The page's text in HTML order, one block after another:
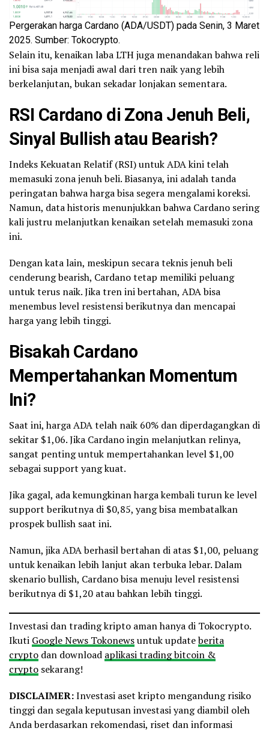
Pergerakan harga Cardano (ADA/USDT) pada Senin, 3 Maret
2025. Sumber: Tokocrypto.
Selain itu, kenaikan laba LTH juga menandakan bahwa reli
ini bisa saja menjadi awal dari tren naik yang lebih
berkelanjutan, bukan sekadar lonjakan sementara.
RSI Cardano di Zona Jenuh Beli,
Sinyal Bullish atau Bearish?
Indeks Kekuatan Relatif (RSI) untuk ADA kini telah
memasuki zona jenuh beli. Biasanya, ini adalah tanda
peringatan bahwa harga bisa segera mengalami koreksi.
Namun, data historis menunjukkan bahwa Cardano sering
kali justru melanjutkan kenaikan setelah memasuki zona
ini.
Dengan kata lain, meskipun secara teknis jenuh beli
cenderung bearish, Cardano tetap memiliki peluang
untuk terus naik. Jika tren ini bertahan, ADA bisa
menembus level resistensi berikutnya dan mencapai
harga yang lebih tinggi.
Bisakah Cardano
Mempertahankan Momentum
Ini?
Saat ini, harga ADA telah naik 60% dan diperdagangkan di
sekitar $1,06. Jika Cardano ingin melanjutkan relinya,
sangat penting untuk mempertahankan level $1,00
sebagai support yang kuat.
Jika gagal, ada kemungkinan harga kembali turun ke level
support berikutnya di $0,85, yang bisa membatalkan
prospek bullish saat ini.
Namun, jika ADA berhasil bertahan di atas $1,00, peluang
untuk kenaikan lebih lanjut akan terbuka lebar. Dalam
skenario bullish, Cardano bisa menuju level resistensi
berikutnya di $1,20 atau bahkan lebih tinggi.
Investasi dan trading kripto aman hanya di Tokocrypto.
Ikuti Google News Tokonewsuntuk updateberita
crypto dan download aplikasi trading bitcoin &
crypto sekarang!
DISCLAIMER:Investasi aset kripto mengandung risiko
tinggi dan segala keputusan investasi yang diambil oleh
Anda berdasarkan rekomendasi, riset dan informasi